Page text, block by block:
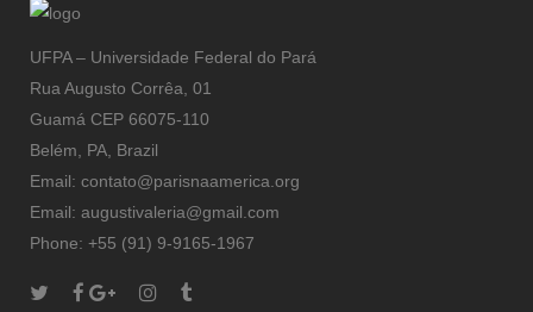
UFPA – Universidade Federal do Pará
Rua Augusto Corrêa, 01
Guamá CEP 66075-110
Belém, PA, Brazil
Email: contato@parisnaamerica.org
Email: augustivaleria@gmail.com
Phone: +55 (91) 9-9165-1967